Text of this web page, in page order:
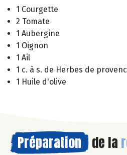
1 Courgette
2 Tomate
1 Aubergine
1 Oignon
1 Ail
1 c. à s. de Herbes de
1 Huile d'olive
Préparation de la